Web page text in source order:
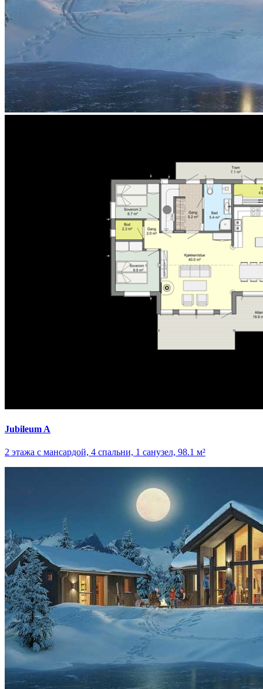
Jubileum A
2 этажа с мансардой, 4 спальни, 1 санузел, 98.1 м²